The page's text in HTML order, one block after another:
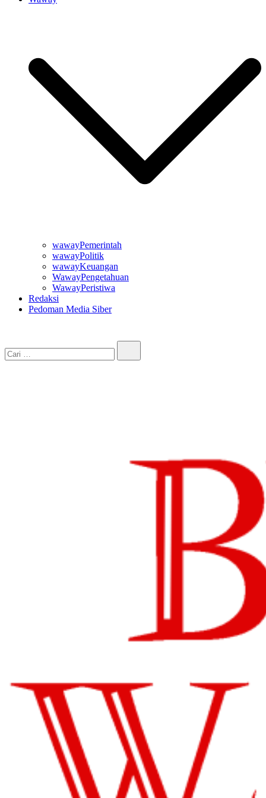
wawayPemerintah
wawayPolitik
wawayKeuangan
WawayPengetahuan
WawayPeristiwa
Redaksi
Pedoman Media Siber